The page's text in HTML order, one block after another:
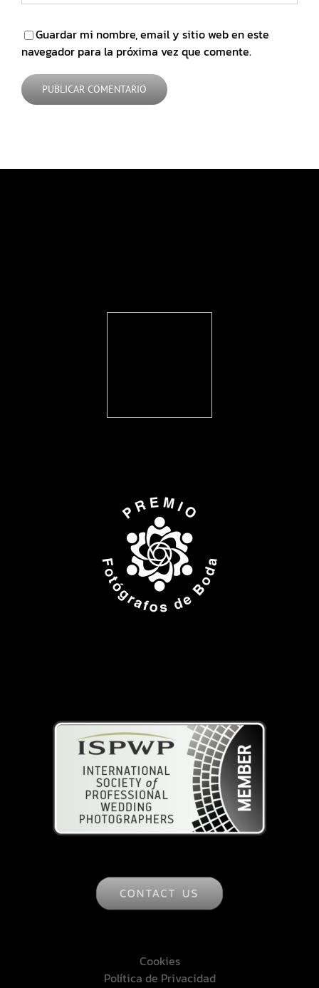
Guardar mi nombre, email y sitio web en este
navegador para la próxima vez que comente.
Cookies
Política de Privacidad